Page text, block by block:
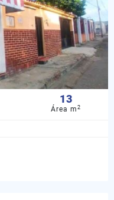
13
Área m2